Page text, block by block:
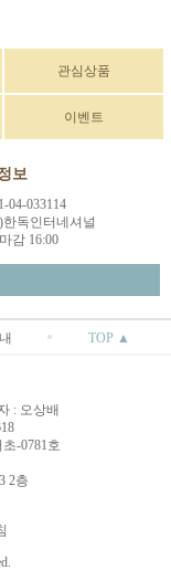
관심상품
이벤트
보
04-033114
독인터네셔널
감 16:00
TOP ▲
: 오상배
-0781호
2층